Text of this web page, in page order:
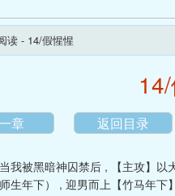
读 - 14/假惺惺
章 返回目录
当我被黑暗神囚禁后 , 【主攻】以
生年下） , 迎男而上【竹马年下】